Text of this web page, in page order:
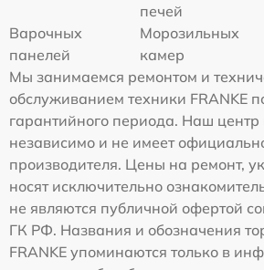
печей
Варочных
панелей
Морозильных
камер
Мы занимаемся ремонтом и
обслуживанием техники FRANKE
гарантийного периода. Наш центр
независимо и не имеет
производителя. Цены на ремонт,
носят исключительно
не являются публичной офертой
ГК РФ. Названия и обозначения
FRANKE упоминаются только в